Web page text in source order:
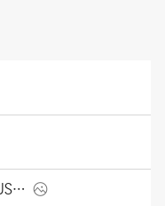
메르세데스-벤츠 S680 Maybach [US] (2027)